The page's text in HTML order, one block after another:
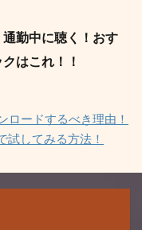
通勤中に聴く！おす
はこれ！！
ードするべき理由！
試してみる方法！